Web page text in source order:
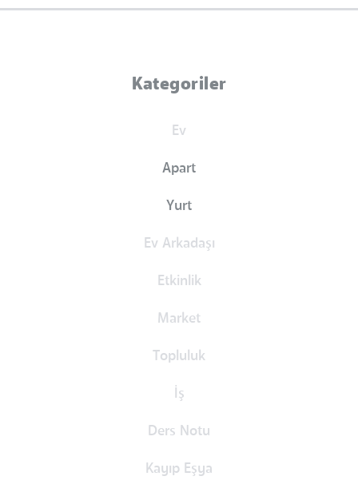
Kategoriler
Ev
Apart
Yurt
Ev Arkadaşı
Etkinlik
Market
Topluluk
İş
Ders Notu
Kayıp Eşya